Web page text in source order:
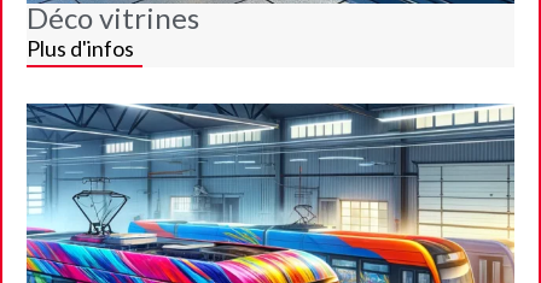
Déco vitrines
Plus d'infos